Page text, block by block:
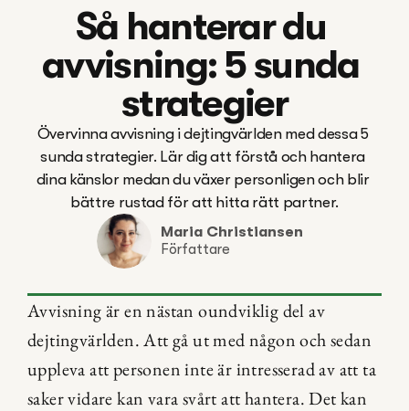
Så hanterar du
avvisning: 5 sunda
strategier
Övervinna avvisning i dejtingvärlden med dessa 5
sunda strategier. Lär dig att förstå och hantera
dina känslor medan du växer personligen och blir
bättre rustad för att hitta rätt partner.
Maria Christiansen
Författare
Avvisning är en nästan oundviklig del av
dejtingvärlden. Att gå ut med någon och sedan
uppleva att personen inte är intresserad av att ta
saker vidare kan vara svårt att hantera. Det kan